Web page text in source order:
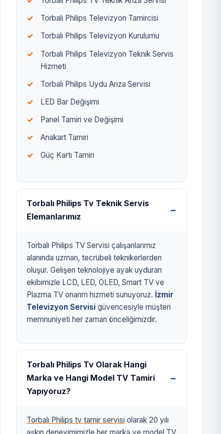
Torbalı Philips Televizyon Tamircisi
Torbalı Philips Televizyon Kurulumu
Torbalı Philips Televizyon Teknik Servis
Hizmeti
Torbalı Philips Uydu Arıza Servisi
LED Bar Değişimi
Panel Tamiri ve Değişimi
Anakart Tamiri
Güç Kartı Tamiri
Torbalı Philips Tv Teknik Servis
Elemanlarımız
Torbalı Philips TV Servisi çalışanlarımız
alanında uzman, tecrübeli teknikerlerden
oluşur. Gelişen teknolojiye ayak uyduran
ekibimizle LCD, LED, OLED, Smart TV ve
Plazma TV onarım hizmeti sunuyoruz. İzmir
Televizyon Servisi güvencesiyle müşteri
memnuniyeti her zaman önceliğimizdir.
Torbalı Philips Tv Olarak Hangi
Marka ve Hangi Model TV Tamiri
Yapıyoruz?
Torbalı Philips tv tamir servisi olarak 20 yılı